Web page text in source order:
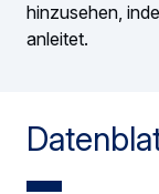
hinzusehen,
anleitet.